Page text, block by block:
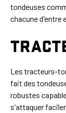
tondeuses
chacune d'entre
Les tracteurs-
fait des
robustes
s'attaquer